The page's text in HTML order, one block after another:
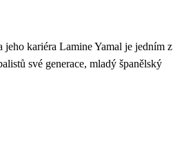
jeho kariéra Lamine Yamal je jedním z
své generace, mladý španělský